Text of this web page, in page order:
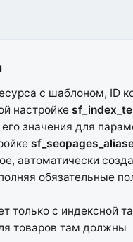
с шаблоном, ID
настройке
значения для
автоматически
обязательные
только с индексной
товаров там должны